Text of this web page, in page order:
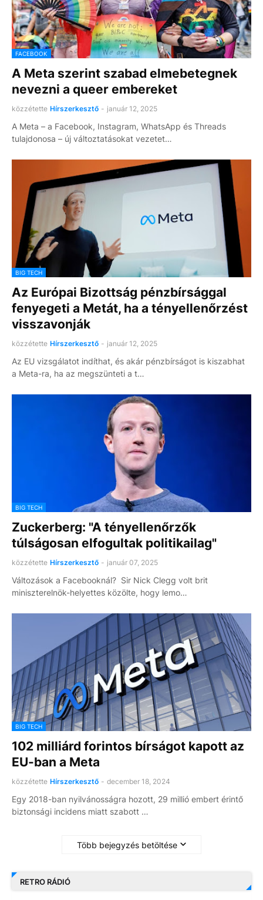
FACEBOOK
A Meta szerint szabad elmebetegnek
nevezni a queer embereket
közzétette Hírszerkesztő - január 12, 2025
A Meta – a Facebook, Instagram, WhatsApp és Threads
tulajdonosa – új változtatásokat vezetet…
BIG TECH
Az Európai Bizottság pénzbírsággal
fenyegeti a Metát, ha a tényellenőrzést
visszavonják
közzétette Hírszerkesztő - január 12, 2025
Az EU vizsgálatot indíthat, és akár pénzbírságot is kiszabhat
a Meta-ra, ha az megszünteti a t…
BIG TECH
Zuckerberg: "A tényellenőrzők
túlságosan elfogultak politikailag"
közzétette Hírszerkesztő - január 07, 2025
Változások a Facebooknál? Sir Nick Clegg volt brit
miniszterelnök-helyettes közölte, hogy lemo…
BIG TECH
102 milliárd forintos bírságot kapott az
EU-ban a Meta
közzétette Hírszerkesztő - december 18, 2024
Egy 2018-ban nyilvánosságra hozott, 29 millió embert érintő
biztonsági incidens miatt szabott …
Több bejegyzés betöltése
RETRO RÁDIÓ